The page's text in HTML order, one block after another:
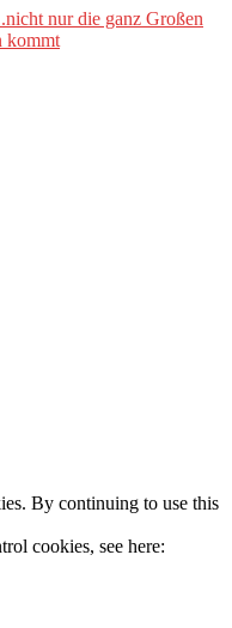
nur die ganz Großen
kommt
By continuing to use this
cookies, see here: